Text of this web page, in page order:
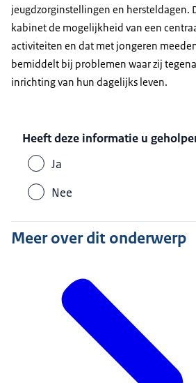
jeugdzorginstellingen en hersteldagen.
kabinet de mogelijkheid van een
activiteiten en dat met jongeren
bemiddelt bij problemen waar zij
inrichting van hun dagelijks leven.
Heeft deze informatie u
Ja
Nee
Meer over dit onderwerp